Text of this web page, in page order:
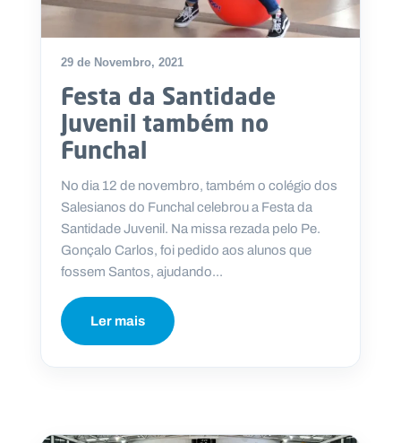
29 de Novembro, 2021
Festa da Santidade
Juvenil também no
Funchal
No dia 12 de novembro, também o colégio dos
Salesianos do Funchal celebrou a Festa da
Santidade Juvenil. Na missa rezada pelo Pe.
Gonçalo Carlos, foi pedido aos alunos que
fossem Santos, ajudando...
Ler mais